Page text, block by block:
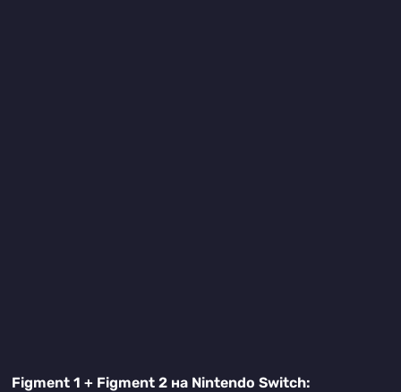
Figment 1 + Figment 2 на Nintendo Switch: